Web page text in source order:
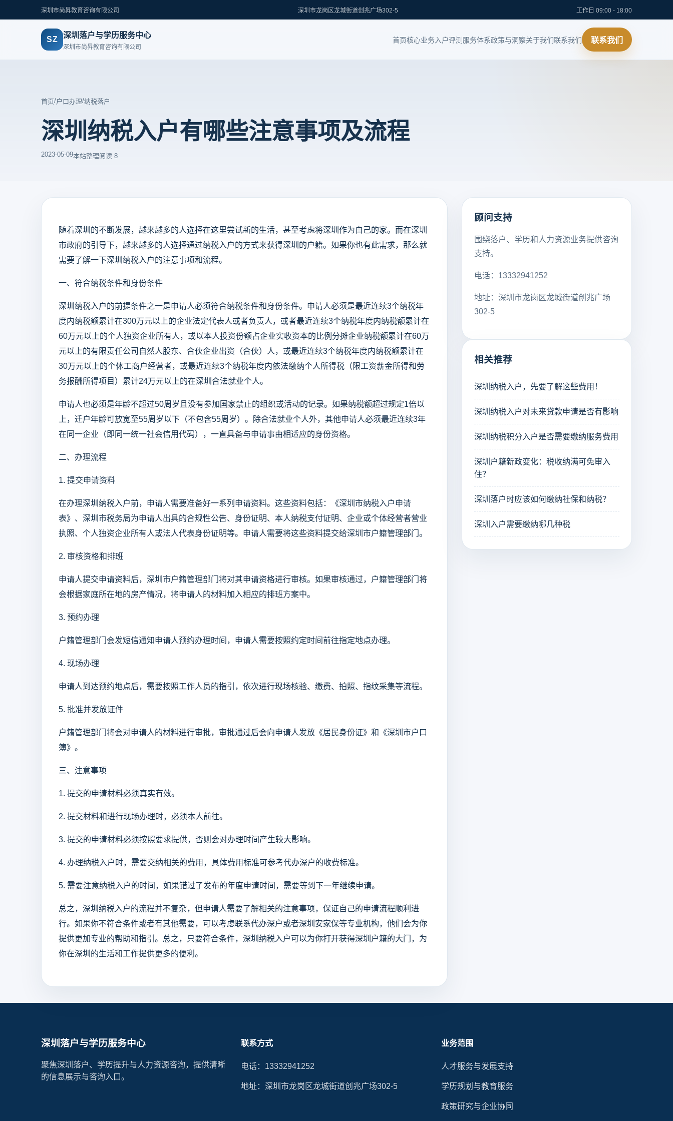
深圳市尚昇教育咨询有限公司 深圳市龙岗区龙城街道创兆广场302-5 工作日 09:00 - 18:00
SZ 深圳落户与学历服务中心
深圳市尚昇教育咨询有限公司
首页核心业务入户评测 服务体系政策与洞察关于我们联系我们 联系我们
首页/户口办理/纳税落户
深圳纳税入户有哪些注意事项及流程
2023-05-09本站整理阅读 8
随着深圳的不断发展，越来越多的人选择在这里尝试新的生活，甚至考虑将深圳作为自己的家。而在深圳
市政府的引导下，越来越多的人选择通过纳税入户的方式来获得深圳的户籍。如果你也有此需求，那么就
需要了解一下深圳纳税入户的注意事项和流程。
一、符合纳税条件和身份条件
深圳纳税入户的前提条件之一是申请人必须符合纳税条件和身份条件。申请人必须是最近连续3个纳税年
度内纳税额累计在300万元以上的企业法定代表人或者负责人，或者最近连续3个纳税年度内纳税额累计在
60万元以上的个人独资企业所有人，或以本人投资份额占企业实收资本的比例分摊企业纳税额累计在60万
元以上的有限责任公司自然人股东、合伙企业出资（合伙）人，或最近连续3个纳税年度内纳税额累计在
30万元以上的个体工商户经营者，或最近连续3个纳税年度内依法缴纳个人所得税（限工资薪金所得和劳
务报酬所得项目）累计24万元以上的在深圳合法就业个人。
申请人也必须是年龄不超过50周岁且没有参加国家禁止的组织或活动的记录。如果纳税额超过规定1倍以
上，迁户年龄可放宽至55周岁以下（不包含55周岁）。除合法就业个人外，其他申请人必须最近连续3年
在同一企业（即同一统一社会信用代码），一直具备与申请事由相适应的身份资格。
二、办理流程
1. 提交申请资料
在办理深圳纳税入户前，申请人需要准备好一系列申请资料。这些资料包括：《深圳市纳税入户申请
表》、深圳市税务局为申请人出具的合规性公告、身份证明、本人纳税支付证明、企业或个体经营者营业
执照、个人独资企业所有人或法人代表身份证明等。申请人需要将这些资料提交给深圳市户籍管理部门。
2. 审核资格和排班
申请人提交申请资料后，深圳市户籍管理部门将对其申请资格进行审核。如果审核通过，户籍管理部门将
会根据家庭所在地的房产情况，将申请人的材料加入相应的排班方案中。
3. 预约办理
户籍管理部门会发短信通知申请人预约办理时间，申请人需要按照约定时间前往指定地点办理。
4. 现场办理
申请人到达预约地点后，需要按照工作人员的指引，依次进行现场核验、缴费、拍照、指纹采集等流程。
5. 批准并发放证件
户籍管理部门将会对申请人的材料进行审批，审批通过后会向申请人发放《居民身份证》和《深圳市户口
簿》。
三、注意事项
1. 提交的申请材料必须真实有效。
2. 提交材料和进行现场办理时，必须本人前往。
3. 提交的申请材料必须按照要求提供，否则会对办理时间产生较大影响。
4. 办理纳税入户时，需要交纳相关的费用，具体费用标准可参考代办深户的收费标准。
5. 需要注意纳税入户的时间，如果错过了发布的年度申请时间，需要等到下一年继续申请。
总之，深圳纳税入户的流程并不复杂，但申请人需要了解相关的注意事项，保证自己的申请流程顺利进
行。如果你不符合条件或者有其他需要，可以考虑联系代办深户或者深圳安家保等专业机构，他们会为你
提供更加专业的帮助和指引。总之，只要符合条件，深圳纳税入户可以为你打开获得深圳户籍的大门，为
你在深圳的生活和工作提供更多的便利。
顾问支持
围绕落户、学历和人力资源业务提供咨询
支持。
电话：13332941252
地址：深圳市龙岗区龙城街道创兆广场
302-5
相关推荐
深圳纳税入户，先要了解这些费用！
深圳纳税入户对未来贷款申请是否有影响
深圳纳税积分入户是否需要缴纳服务费用
深圳户籍新政变化：税收纳满可免审入
住？
深圳落户时应该如何缴纳社保和纳税？
深圳入户需要缴纳哪几种税
深圳落户与学历服务中心
聚焦深圳落户、学历提升与人力资源咨询，提供清晰
的信息展示与咨询入口。
联系方式
电话：13332941252
地址：深圳市龙岗区龙城街道创兆广场302-5
业务范围
人才服务与发展支持
学历规划与教育服务
政策研究与企业协同